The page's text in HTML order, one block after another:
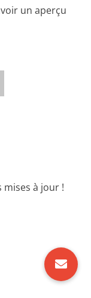
un aperçu
mises à jour !